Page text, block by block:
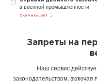
в военной промышленности
Скачать .pdf
Запреты на
Наш сервис
законодательством,